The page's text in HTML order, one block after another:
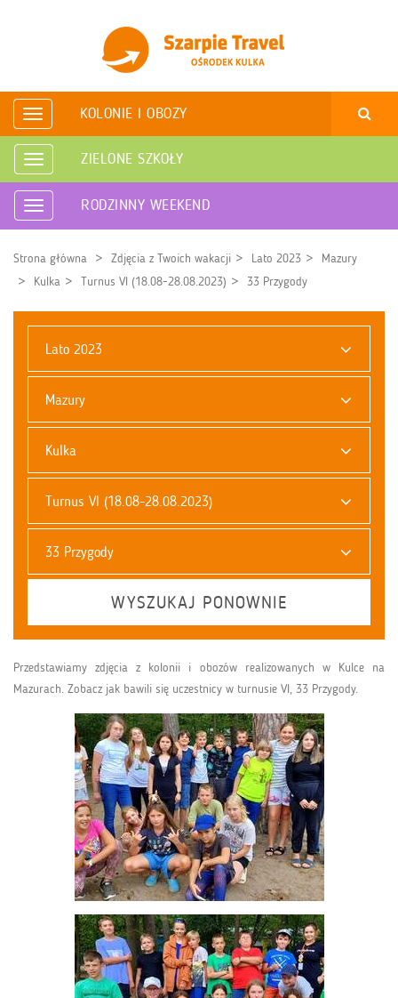
Rozwiń
nawigację
KOLONIE I OBOZY
Rozwiń
nawigację
ZIELONE SZKOŁY
Rozwiń
nawigację
RODZINNY WEEKEND
Strona główna Zdjęcia z Twoich wakacji Lato 2023
Mazury
Kulka
Turnus VI (18.08-28.08.2023) 33 Przygody
Lato 2023
Mazury
Kulka
Turnus VI (18.08-28.08.2023)
33 Przygody
WYSZUKAJ PONOWNIE
Przedstawiamy zdjęcia z kolonii i obozów realizowanych w Kulce na
Mazurach. Zobacz jak bawili się uczestnicy w turnusie VI, 33 Przygody.